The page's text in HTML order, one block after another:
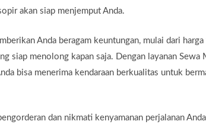
akan siap menjemput Anda.
Anda beragam keuntungan, mulai dari
siap menolong kapan saja. Dengan layanan
bisa menerima kendaraan berkualitas untuk
dan nikmati kenyamanan perjalanan